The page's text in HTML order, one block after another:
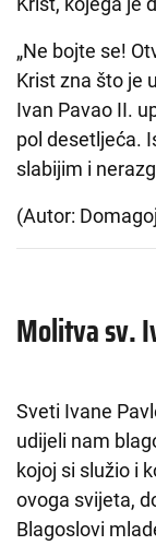
„Ne bojte se!
Krist zna što je
Ivan Pavao II.
pol desetljeća.
slabijim i
(Autor:
Molitva sv.
Sveti Ivane
udijeli nam
kojoj si služio i
ovoga svijeta,
Blagoslovi